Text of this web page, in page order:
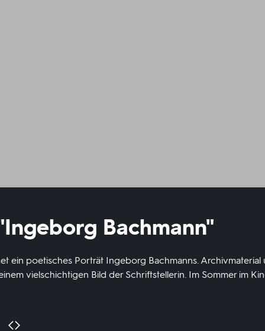
Bachmann"
ein poetisches Porträt Ingeborg Bachmanns.
vielschichtigen Bild der Schriftstellerin. Im Sommer im